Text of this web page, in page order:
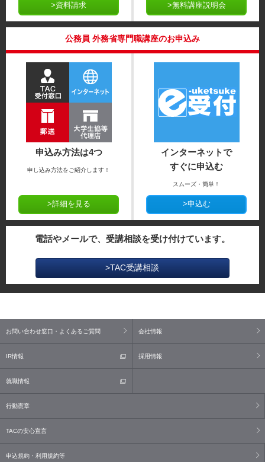
>資料請求 >無料講座説明会
公務員 外務省専門職講座のお申込み
申込み方法は4つ
申し込み方法をご紹介します！
>詳細を見る
インターネットで
すぐに申込む
スムーズ・簡単！
>申込む
電話やメールで、受講相談を受け付けています。
>TAC受講相談
お問い合わせ窓口・よくあるご質問 会社情報
IR情報 採用情報
就職情報
行動憲章
TACの安心宣言
申込規約・利用規約等